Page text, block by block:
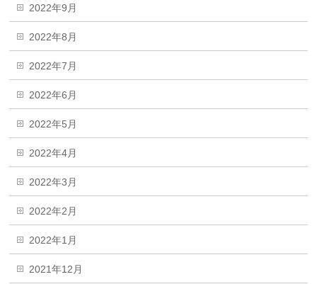
2022年9月
2022年8月
2022年7月
2022年6月
2022年5月
2022年4月
2022年3月
2022年2月
2022年1月
2021年12月